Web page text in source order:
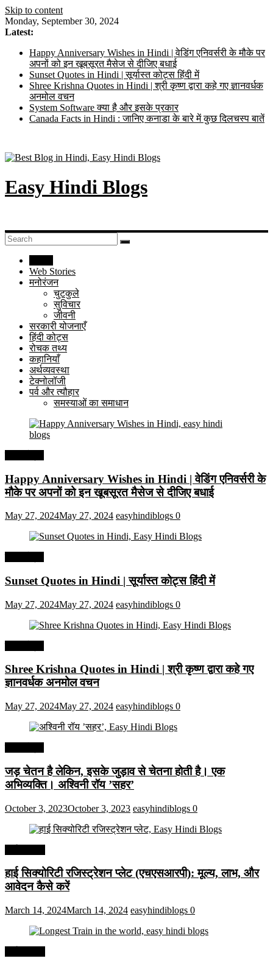
Skip to content
Monday, September 30, 2024
Latest:
Happy Anniversary Wishes in Hindi | वेडिंग एनिवर्सरी के मौके पर
अपनों को इन खूबसूरत मैसेज से दीजिए बधाई
Sunset Quotes in Hindi | सूर्यास्त कोट्स हिंदी में
Shree Krishna Quotes in Hindi | श्री कृष्ण द्वारा कहे गए ज्ञानवर्धक
अनमोल वचन
System Software क्या है और इसके प्रकार
Canada Facts in Hindi : जानिए कनाडा के बारे में कुछ दिलचस्प बातें
Easy Hindi Blogs
Web Stories
मनोरंजन
चुटकुले
सुविचार
जीवनी
सरकारी योजनाएँ
हिंदी कोट्स
रोचक तथ्य
कहानियाँ
अर्थव्यवस्था
टेक्नोलॉजी
पर्व और त्यौहार
समस्याओं का समाधान
Happy Anniversary Wishes in Hindi | वेडिंग एनिवर्सरी के
मौके पर अपनों को इन खूबसूरत मैसेज से दीजिए बधाई
May 27, 2024May 27, 2024 easyhindiblogs 0
Sunset Quotes in Hindi | सूर्यास्त कोट्स हिंदी में
May 27, 2024May 27, 2024 easyhindiblogs 0
Shree Krishna Quotes in Hindi | श्री कृष्ण द्वारा कहे गए
ज्ञानवर्धक अनमोल वचन
May 27, 2024May 27, 2024 easyhindiblogs 0
जड़ चेतन है लेकिन, इसके जुड़ाव से चेतना होती है। एक
अभिव्यक्ति। अश्विनी रॉय ’सहर’
October 3, 2023October 3, 2023 easyhindiblogs 0
हाई सिक्योरिटी रजिस्ट्रेशन प्लेट (एचएसआरपी): मूल्य, लाभ, और
आवेदन कैसे करें
March 14, 2024March 14, 2024 easyhindiblogs 0